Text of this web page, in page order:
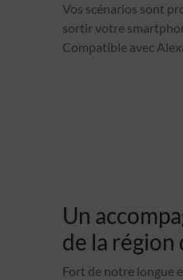
Vos scénarios sont
sortir votre
Compatible avec
Un
de la
Fort de notre longue